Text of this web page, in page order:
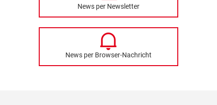
News per Newsletter
News per Browser-Nachricht